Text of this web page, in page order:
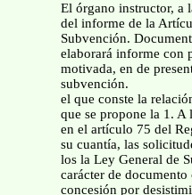
El órgano instructor, a
del informe de la
Subvención.
elaborará informe con
motivada, en de
subvención.
el que conste la
que se propone la 1. A
en el artículo 75 del
su cuantía, las
los la Ley General de
carácter de documento
concesión por